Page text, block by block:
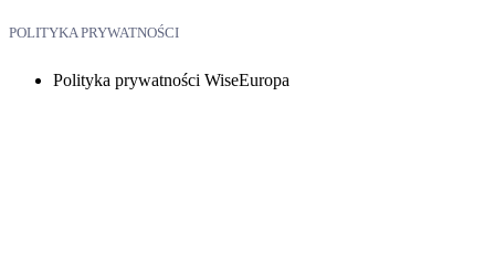
POLITYKA PRYWATNOŚCI
Polityka prywatności WiseEuropa